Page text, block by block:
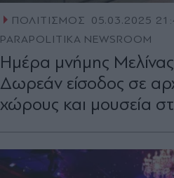
ΠΟΛΙΤΙΣΜΟΣ
05.03.2025
PARAPOLITIKA NEWSROOM
Ημέρα μνήμης
Δωρεάν είσοδος σε
χώρους και μουσεία